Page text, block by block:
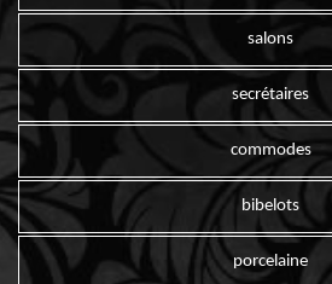
salons
secrétaires
commodes
bibelots
porcelaine